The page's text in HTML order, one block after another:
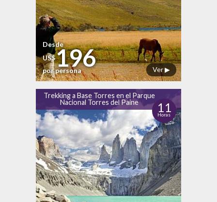
Ver ▶
Desde
US$196
por persona
Trekking a Base Torres en el Parque
Nacional Torres del Paine
11
Horas